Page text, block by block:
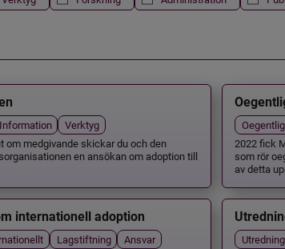
Information
Verktyg
om medgivande skickar du och den
en ansökan om adoption till
2022 fick
som rör
av detta
internationell adoption
Lagstiftning
Ansvar